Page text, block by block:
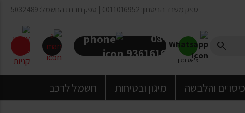
ספק משרד הביטחון: 0011016952 | ספק חברת החשמל: 5032489
צ'אט זמין
08-
9361616
כיסויים והלבשה מיגון ובטיחות חשמל לרכב